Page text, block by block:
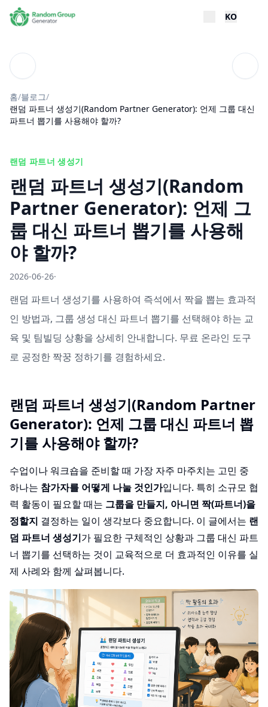
KO
블로그 목차
홈/블로그/
랜덤 파트너 생성기(Random Partner Generator): 언제 그룹 대신
파트너 뽑기를 사용해야 할까?
랜덤 파트너 생성기
랜덤 파트너 생성기(Random
Partner Generator): 언제 그
룹 대신 파트너 뽑기를 사용해
야 할까?
2026-06-26·
랜덤 파트너 생성기를 사용하여 즉석에서 짝을 뽑는 효과적
인 방법과, 그룹 생성 대신 파트너 뽑기를 선택해야 하는 교
육 및 팀빌딩 상황을 상세히 안내합니다. 무료 온라인 도구
로 공정한 짝꿍 정하기를 경험하세요.
랜덤 파트너 생성기(Random Partner
Generator): 언제 그룹 대신 파트너 뽑
기를 사용해야 할까?
수업이나 워크숍을 준비할 때 가장 자주 마주치는 고민 중
하나는 참가자를 어떻게 나눌 것인가입니다. 특히 소규모 협
력 활동이 필요할 때는 그룹을 만들지, 아니면 짝(파트너)을
정할지 결정하는 일이 생각보다 중요합니다. 이 글에서는 랜
덤 파트너 생성기가 필요한 구체적인 상황과 그룹 대신 파트
너 뽑기를 선택하는 것이 교육적으로 더 효과적인 이유를 실
제 사례와 함께 살펴봅니다.